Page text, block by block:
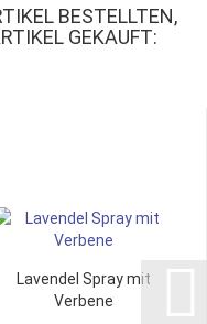
BESTELLTEN,
GEKAUFT:
Lavendel Spray mit
Verbene